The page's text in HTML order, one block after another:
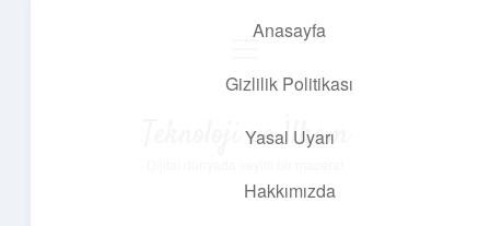
Anasayfa
Gizlilik Politikası
Yasal Uyarı
Hakkımızda
Teknoloji ve İlham